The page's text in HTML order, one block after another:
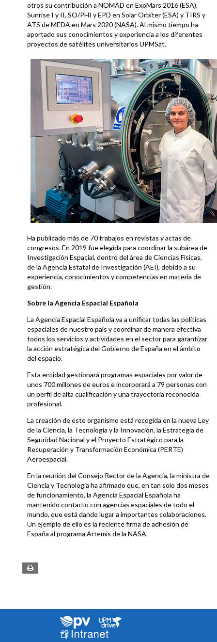
otros su contribución a NOMAD en ExoMars 2016 (ESA),
Sunrise I y II, SO/PHI y EPD en Solar Orbiter (ESA) y TIRS y
ATS de MEDA en Mars 2020 (NASA). Al mismo tiempo ha
aportado sus conocimientos y experiencia a los diferentes
proyectos de satélites universitarios UPMSat.
Ha publicado más de 70 trabajos en revistas y actas de
congresos. En 2019 fue elegida para coordinar la subárea de
Investigación Espacial, dentro del área de Ciencias Físicas,
de la Agencia Estatal de Investigación (AEI), debido a su
experiencia, conocimientos y competencias en materia de
gestión.
Sobre la Agencia Espacial Española
La Agencia Espacial Española va a unificar todas las políticas
espaciales de nuestro país y coordinar de manera efectiva
todos los servicios y actividades en el sector para garantizar
la acción estratégica del Gobierno de España en el ámbito
del espacio.
Esta entidad gestionará programas espaciales por valor de
unos 700 millones de euros e incorporará a 79 personas con
un perfil de alta cualificación y una trayectoria reconocida
profesional.
La creación de este organismo está recogida en la nueva Ley
de la Ciencia, la Tecnología y la Innovación, la Estrategia de
Seguridad Nacional y el Proyecto Estratégico para la
Recuperación y Transformación Económica (PERTE)
Aeroespacial.
En la reunión del Consejo Rector de la Agencia, la ministra de
Ciencia y Tecnología ha afirmado que, en tan solo dos meses
de funcionamiento, la Agencia Espacial Española ha
mantenido contacto con agencias espaciales de todo el
mundo, que está dando lugar a importantes colaboraciones.
Un ejemplo de ello es la reciente firma de adhesión de
España al programa Artemis de la NASA.